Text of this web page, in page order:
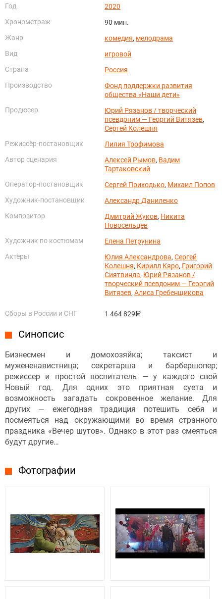
Год
2020
Хронометраж
90 мин.
Жанр
комедия, мелодрама
Вид
игровой
Страна
Россия
Производство
Фонд поддержки развития
общества «Наши дети»
Продюсер
Юрий Рязанов / творческий
псевдоним — Георгий Витязев,
Сергей Колешня
Режиссёр-постановщик
Лилия Трофимова
Автор сценария
Алексей Рымов, Вадим
Тартаковский
Оператор-постановщик
Сергей Приходько, Михаил Попов
Художник-постановщик
Александр Даниленко
Композитор
Дмитрий Жуков, Никита
Новосельцев
Художник по костюмам
Елена Петрунина
Актёры
Юлия Александрова,Сергей
Колешня, Кирилл Кяро, Григорий
Сиятвинда, Юрий Рязанов /
творческий псевдоним — Георгий
Витязев,Алиса Гребенщикова
Сборы в России и СНГ 1 464 829руб.
Синопсис
Бизнесмен и домохозяйка; таксист и
мужененавистница; секретарша и барбершопер;
режиссер и простой воспитатель — у каждого свой
Новый год. Для одних это приятная суета и
возможность загадать сокровенное желание. Для
других — ежегодная традиция потешить себя и
посмеяться над окружающими во время странного
праздника «Вечер шутов». Однако в этот раз смеяться
будут другие…
Фотографии